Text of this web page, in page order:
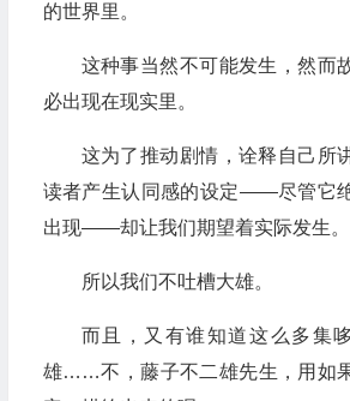
的世界里。
这种事当然不可能发生，然而
必出现在现实里。
这为了推动剧情，诠释自己所
读者产生认同感的设定——尽管它
出现——却让我们期望着实际发生。
所以我们不吐槽大雄。
而且，又有谁知道这么多集
雄……不，藤子不二雄先生，用如